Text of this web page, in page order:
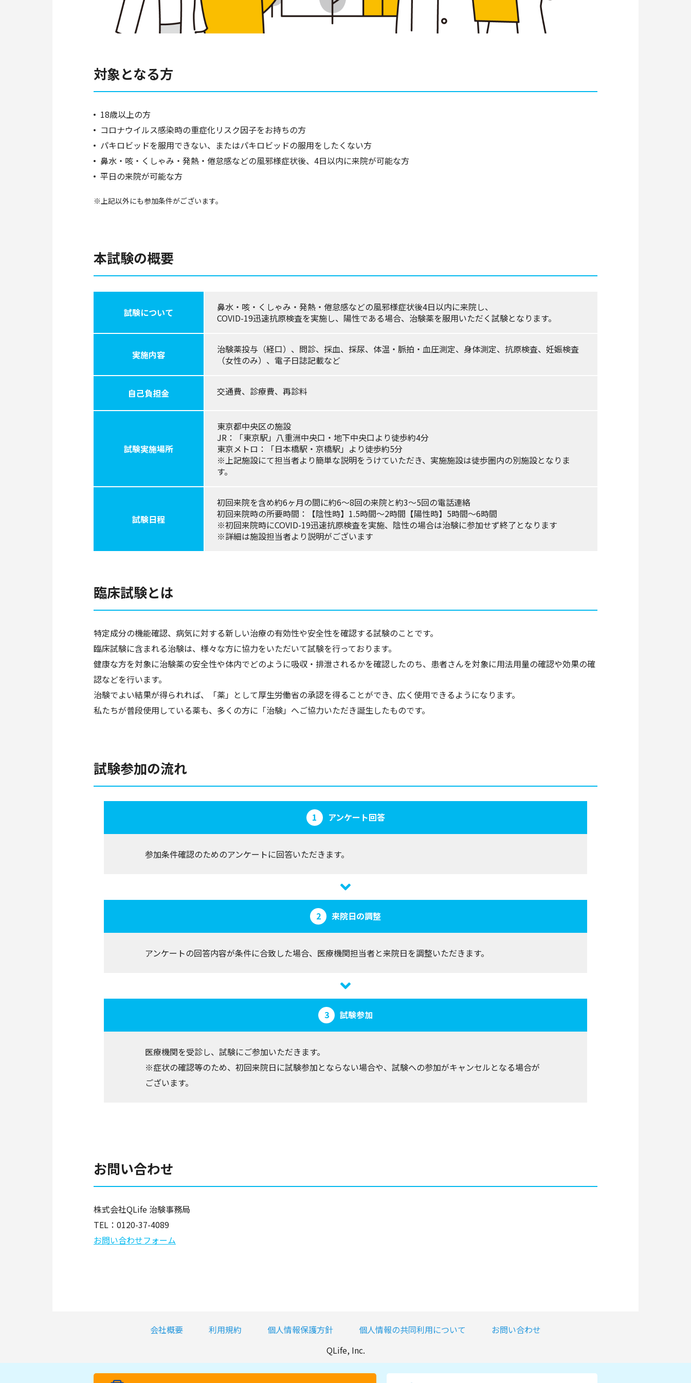
対象となる方
18歳以上の方
コロナウイルス感染時の重症化リスク因子をお持ちの方
パキロビッドを服用できない、またはパキロビッドの服用をしたくない方
鼻水・咳・くしゃみ・発熱・倦怠感などの風邪様症状後、4日以内に来院が可能な方
平日の来院が可能な方
※上記以外にも参加条件がございます。
本試験の概要
試験について
鼻水・咳・くしゃみ・発熱・倦怠感などの風邪様症状後4日以内に来院し、
COVID-19迅速抗原検査を実施し、陽性である場合、治験薬を服用いただく試験となります。
実施内容
治験薬投与（経口）、問診、採血、採尿、体温・脈拍・血圧測定、身体測定、抗原検査、妊娠検査
（女性のみ）、電子日誌記載など
自己負担金 交通費、診療費、再診料
試験実施場所
東京都中央区の施設
JR：「東京駅」八重洲中央口・地下中央口より徒歩約4分
東京メトロ：「日本橋駅・京橋駅」より徒歩約5分
※上記施設にて担当者より簡単な説明をうけていただき、実施施設は徒歩圏内の別施設となりま
す。
試験日程
初回来院を含め約6ヶ月の間に約6～8回の来院と約3～5回の電話連絡
初回来院時の所要時間：【陰性時】1.5時間～2時間【陽性時】5時間～6時間
※初回来院時にCOVID-19迅速抗原検査を実施、陰性の場合は治験に参加せず終了となります
※詳細は施設担当者より説明がございます
臨床試験とは
特定成分の機能確認、病気に対する新しい治療の有効性や安全性を確認する試験のことです。
臨床試験に含まれる治験は、様々な方に協力をいただいて試験を行っております。
健康な方を対象に治験薬の安全性や体内でどのように吸収・排泄されるかを確認したのち、患者さんを対象に用法用量の確認や効果の確
認などを行います。
治験でよい結果が得られれば、「薬」として厚生労働省の承認を得ることができ、広く使用できるようになります。
私たちが普段使用している薬も、多くの方に「治験」へご協力いただき誕生したものです。
試験参加の流れ
アンケート回答
参加条件確認のためのアンケートに回答いただきます。
来院日の調整
アンケートの回答内容が条件に合致した場合、医療機関担当者と来院日を調整いただきます。
試験参加
医療機関を受診し、試験にご参加いただきます。
※症状の確認等のため、初回来院日に試験参加とならない場合や、試験への参加がキャンセルとなる場合が
ございます。
お問い合わせ
株式会社QLife 治験事務局
TEL： 0120-37-4089
お問い合わせフォーム
会社概要 利用規約 個人情報保護方針 個人情報の共同利用について
お問い合わせ
QLife, Inc.